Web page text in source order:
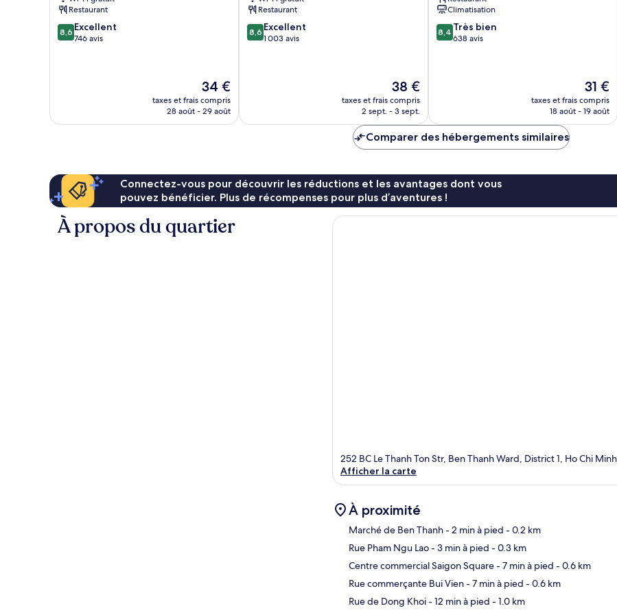
Xuân
1er
arrondissement
Restaurant
8.6
sur
8,6 Excellent
746 avis
Le
nouveau
prix
34 €
taxes et frais compris
28 août - 29 août
Restaurant
8.6
sur
8,6 Excellent
1 003 avis
Le
nouveau
prix
de
38 €
38 €
taxes et frais compris
2 sept. - 3 sept.
Climatisation
8.4
sur
8,4 Très bien
638 avis
Le
nouveau
prix
31 €
taxes et frais compris
18 août - 19 août
Comparer des hébergements similaires
Connectez-vous pour découvrir les réductions et les avantages dont vous
pouvez bénéficier. Plus de récompenses pour plus d’aventures !
À propos du quartier
252 BC Le Thanh Ton Str, Ben Thanh Ward, District 1, Ho Chi
Afficher la carte
À proximité
Marché de Ben Thanh- 2 min à pied - 0.2 km
Rue Pham Ngu Lao- 3 min à pied - 0.3 km
Centre commercial Saigon Square- 7 min à pied - 0.6 km
Rue commerçante Bui Vien- 7 min à pied - 0.6 km
Rue de Dong Khoi- 12 min à pied - 1.0 km